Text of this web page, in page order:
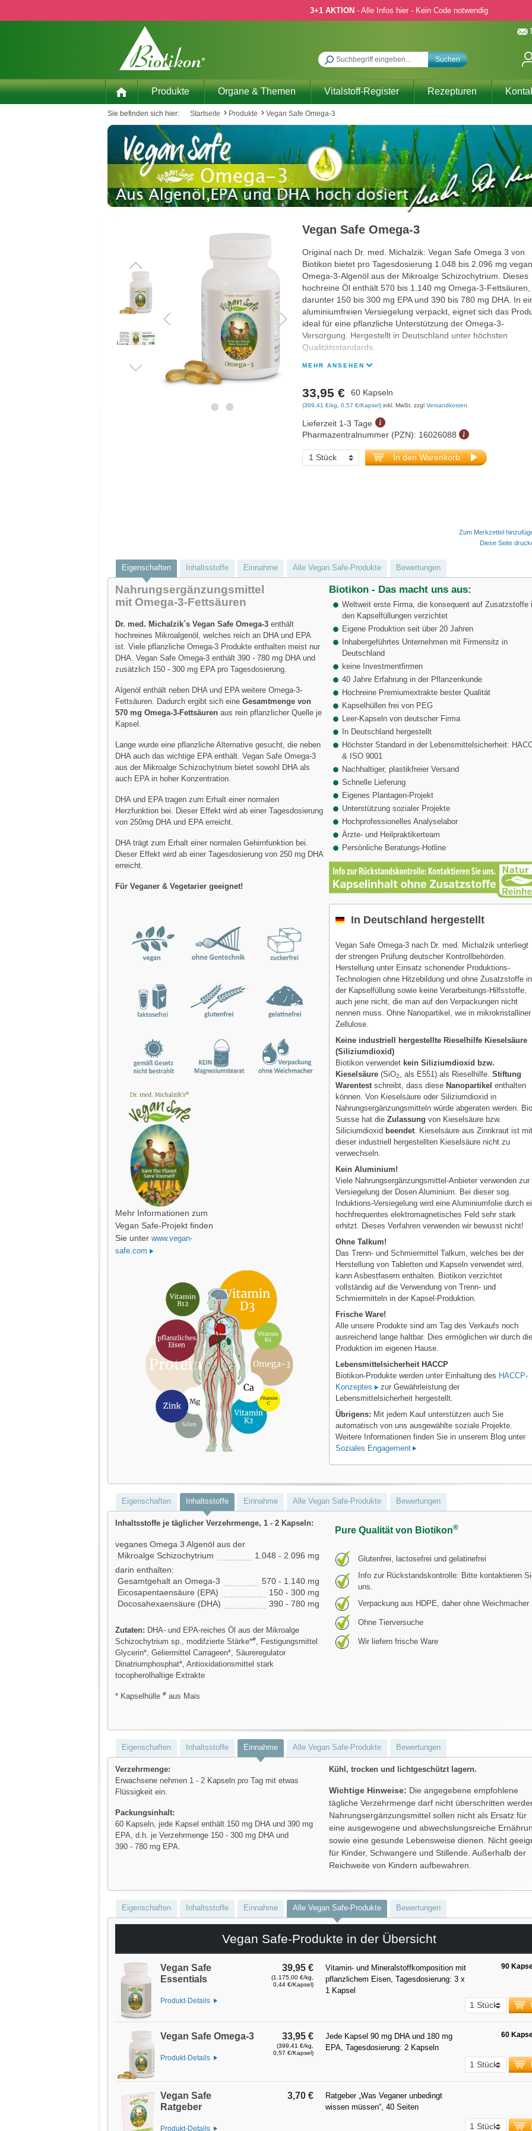
3+1 AKTION - Alle Infos hier - Kein Code notwendig
Suchen
Produkte Organe & Themen Vitalstoff-Register Rezepturen
Sie befinden sich hier: Startseite Produkte Vegan Safe Omega-3
Vegan Safe Omega-3
Original nach Dr. med. Michalzik: Vegan Safe Omega 3 von
Biotikon bietet pro Tagesdosierung 1.048 bis 2.096 mg
Omega-3-Algenöl aus der Mikroalge Schizochytrium. Dieses
hochreine Öl enthält 570 bis 1.140 mg Omega-3-Fettsäuren,
darunter 150 bis 300 mg EPA und 390 bis 780 mg DHA. In
aluminiumfreien Versiegelung verpackt, eignet sich das
ideal für eine pflanzliche Unterstützung der Omega-3-
Versorgung. Hergestellt in Deutschland unter höchsten
Qualitätsstandards.
MEHR ANSEHEN
33,95 € 60 Kapseln
(399,41 €/kg, 0,57 €/Kapsel) inkl. MwSt. zzgl Versandkosten
Lieferzeit 1-3 Tage
Pharmazentralnummer (PZN): 16026088
In den Warenkorb
Zum Merkzettel
Diese Seite
Eigenschaften Inhaltsstoffe Einnahme Alle Vegan Safe-Produkte Bewertungen
Nahrungsergänzungsmittel
mit Omega-3-Fettsäuren
Dr. med. Michalzik´s Vegan Safe Omega-3 enthält
hochreines Mikroalgenöl, welches reich an DHA und EPA
ist. Viele pflanzliche Omega-3 Produkte enthalten meist nur
DHA. Vegan Safe Omega-3 enthält 390 - 780 mg DHA und
zusätzlich 150 - 300 mg EPA pro Tagesdosierung.
Algenöl enthält neben DHA und EPA weitere Omega-3-
Fettsäuren. Dadurch ergibt sich eine Gesamtmenge von
570 mg Omega-3-Fettsäuren aus rein pflanzlicher Quelle je
Kapsel.
Lange wurde eine pflanzliche Alternative gesucht, die neben
DHA auch das wichtige EPA enthält. Vegan Safe Omega-3
aus der Mikroalge Schizochytrium bietet sowohl DHA als
auch EPA in hoher Konzentration.
DHA und EPA tragen zum Erhalt einer normalen
Herzfunktion bei. Dieser Effekt wird ab einer Tagesdosierung
von 250mg DHA und EPA erreicht.
DHA trägt zum Erhalt einer normalen Gehirnfunktion bei.
Dieser Effekt wird ab einer Tagesdosierung von 250 mg DHA
erreicht.
Für Veganer & Vegetarier geeignet!
Mehr Informationen zum
Vegan Safe-Projekt finden
Sie unter www.vegan-
safe.com
Biotikon - Das macht uns aus:
Weltweit erste Firma, die konsequent auf Zusatzstoffe
den Kapselfüllungen verzichtet
Eigene Produktion seit über 20 Jahren
Inhabergeführtes Unternehmen mit Firmensitz in
Deutschland
keine Investmentfirmen
40 Jahre Erfahrung in der Pflanzenkunde
Hochreine Premiumextrakte bester Qualität
Kapselhüllen frei von PEG
Leer-Kapseln von deutscher Firma
In Deutschland hergestellt
Höchster Standard in der Lebensmittelsicherheit:
& ISO 9001
Nachhaltiger, plastikfreier Versand
Schnelle Lieferung
Eigenes Plantagen-Projekt
Unterstützung sozialer Projekte
Hochprofessionelles Analyselabor
Ärzte- und Heilpraktikerteam
Persönliche Beratungs-Hotline
In Deutschland hergestellt
Vegan Safe Omega-3 nach Dr. med. Michalzik unterliegt
der strengen Prüfung deutscher Kontrollbehörden.
Herstellung unter Einsatz schonender Produktions-
Technologien ohne Hitzebildung und ohne Zusatzstoffe in
der Kapselfüllung sowie keine Verarbeitungs-Hilfsstoffe,
auch jene nicht, die man auf den Verpackungen nicht
nennen muss. Ohne Nanopartikel, wie in mikrokristalliner
Zellulose.
Keine industriell hergestellte Rieselhilfe Kieselsäure
(Siliziumdioxid)
Biotikon verwendet kein Siliziumdioxid bzw.
Kieselsäure (SiO2 , als E551) als Rieselhilfe.Stiftung
Warentest schreibt, dass diese Nanopartikel enthalten
können. Von Kieselsäure oder Siliziumdioxid in
Nahrungsergänzungsmitteln würde abgeraten werden.
Suisse hat dieZulassung von Kieselsäure bzw.
Siliciumdioxid beendet . Kieselsäure aus Zinnkraut ist
dieser industriell hergestellten Kieselsäure nicht zu
verwechseln.
Kein Aluminium!
Viele Nahrungsergänzungsmittel-Anbieter verwenden zur
Versiegelung der Dosen Aluminium. Bei dieser sog.
Induktions-Versiegelung wird eine Aluminiumfolie durch
hochfrequentes elektromagnetisches Feld sehr stark
erhitzt. Dieses Verfahren verwenden wir bewusst nicht!
Ohne Talkum!
Das Trenn- und Schmiermittel Talkum, welches bei der
Herstellung von Tabletten und Kapseln verwendet wird,
kann Asbestfasern enthalten. Biotikon verzichtet
vollständig auf die Verwendung von Trenn- und
Schmiermitteln in der Kapsel-Produktion.
Frische Ware!
Alle unsere Produkte sind am Tag des Verkaufs noch
ausreichend lange haltbar. Dies ermöglichen wir durch
Produktion im eigenen Hause.
Lebensmittelsicherheit HACCP
Biotikon-Produkte werden unter Einhaltung des HACCP-
Konzeptes
zur Gewährleistung der
Lebensmittelsicherheit hergestellt.
Übrigens: Mit jedem Kauf unterstützen auch Sie
automatisch von uns ausgewählte soziale Projekte.
Weitere Informationen finden Sie in unserem Blog unter
Soziales Engagement
Eigenschaften Inhaltsstoffe Einnahme Alle Vegan Safe-Produkte Bewertungen
Inhaltsstoffe je täglicher Verzehrmenge, 1 - 2 Kapseln:
veganes Omega 3 Algenöl aus der
Mikroalge Schizochytrium
1.048 - 2.096 mg
darin enthalten:
Gesamtgehalt an Omega-3
570 - 1.140 mg
Eicosapentaensäure (EPA)
150 - 300 mg
Docosahexaensäure (DHA)
390 - 780 mg
Zutaten: DHA- und EPA-reiches Öl aus der Mikroalge
Schizochytrium sp., modifzierte Stärke*#
, Festigungsmittel
Glycerin*, Geliermittel Carrageen*, Säureregulator
Dinatriumphosphat*, Antioxidationsmittel stark
tocopherolhaltige Extrakte
* Kapselhülle # aus Mais
Pure Qualität von Biotikon®
Glutenfrei, lactosefrei und gelatinefrei
Info zur Rückstandskontrolle: Bitte kontaktieren
uns.
Verpackung aus HDPE, daher ohne Weichmacher
Ohne Tierversuche
Wir liefern frische Ware
Eigenschaften Inhaltsstoffe Einnahme Alle Vegan Safe-Produkte Bewertungen
Verzehrmenge:
Erwachsene nehmen 1 - 2 Kapseln pro Tag mit etwas
Flüssigkeit ein.
Packungsinhalt:
60 Kapseln, jede Kapsel enthält 150 mg DHA und 390 mg
EPA, d.h. je Verzehrmenge 150 - 300 mg DHA und
390 - 780 mg EPA.
Kühl, trocken und lichtgeschützt lagern.
Wichtige Hinweise: Die angegebene empfohlene
tägliche Verzehrmenge darf nicht überschritten
Nahrungsergänzungsmittel sollen nicht als Ersatz für
eine ausgewogene und abwechslungsreiche
sowie eine gesunde Lebensweise dienen. Nicht
für Kinder, Schwangere und Stillende. Außerhalb der
Reichweite von Kindern aufbewahren.
Eigenschaften Inhaltsstoffe Einnahme Alle Vegan Safe-Produkte Bewertungen
Vegan Safe-Produkte in der Übersicht
Vegan Safe
Essentials
Produkt-Details
39,95 €
(1.175,00 €/kg,
0,44 €/Kapsel)
Vitamin- und Mineralstoffkomposition mit
pflanzlichem Eisen, Tagesdosierung: 3 x
1 Kapsel
90
Vegan Safe Omega-3
Produkt-Details
33,95 €
(399,41 €/kg,
0,57 €/Kapsel)
Jede Kapsel 90 mg DHA und 180 mg
EPA, Tagesdosierung: 2 Kapseln
60
Vegan Safe
Ratgeber
Produkt-Details
3,70 €
Ratgeber „Was Veganer unbedingt
wissen müssen“, 40 Seiten